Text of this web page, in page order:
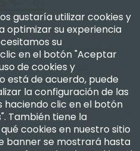
en el suministro,
y la reparación de
alta precisión.
gustaría utilizar cookies y
optimizar su experiencia
su
en el botón "Aceptar
de cookies y
está de acuerdo, puede
la configuración de las
clic en el botón
También tiene la
cookies en nuestro sitio
banner se mostrará hasta